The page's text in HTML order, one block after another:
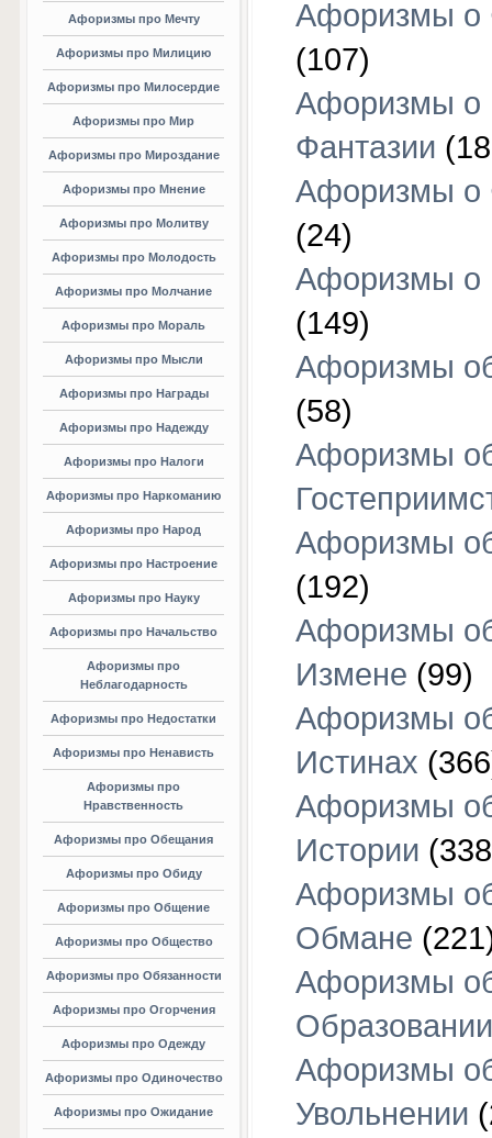
Афоризмы про Мечту
Афоризмы про Милицию
Афоризмы про Милосердие
Афоризмы про Мир
Афоризмы про Мироздание
Афоризмы про Мнение
Афоризмы про Молитву
Афоризмы про Молодость
Афоризмы про Молчание
Афоризмы про Мораль
Афоризмы про Мысли
Афоризмы про Награды
Афоризмы про Надежду
Афоризмы про Налоги
Афоризмы про Наркоманию
Афоризмы про Народ
Афоризмы про Настроение
Афоризмы про Науку
Афоризмы про Начальство
Афоризмы про
Неблагодарность
Афоризмы про Недостатки
Афоризмы про Ненависть
Афоризмы про
Нравственность
Афоризмы про Обещания
Афоризмы про Обиду
Афоризмы про Общение
Афоризмы про Общество
Афоризмы про Обязанности
Афоризмы про Огорчения
Афоризмы про Одежду
Афоризмы про Одиночество
Афоризмы про Ожидание
Афоризмы о
(107)
Афоризмы о
Фантазии
Афоризмы о
(24)
Афоризмы о
(149)
Афоризмы
(58)
Афоризмы
Афоризмы
(192)
Афоризмы
Измене (99)
Афоризмы
Истинах
Афоризмы
Истории
Афоризмы
Обмане
Афоризмы
Образовании
Афоризмы
Увольнении